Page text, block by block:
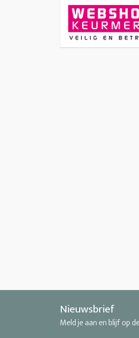
Nieuwsbrief
Meld je aan en blijf op